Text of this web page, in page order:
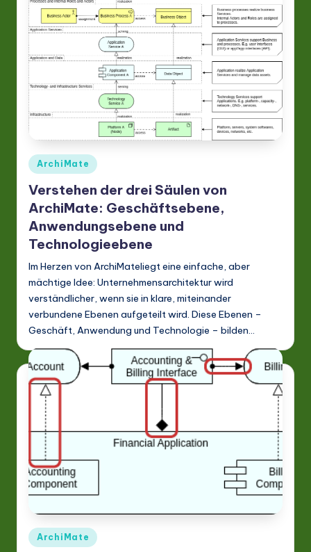
Posted
in
ArchiMate
Verstehen der drei Säulen von
ArchiMate: Geschäftsebene,
Anwendungsebene und
Technologieebene
Im Herzen von ArchiMateliegt eine einfache, aber
mächtige Idee: Unternehmensarchitektur wird
verständlicher, wenn sie in klare, miteinander
verbundene Ebenen aufgeteilt wird. Diese Ebenen –
Geschäft, Anwendung und Technologie – bilden…
Posted
ArchiMate